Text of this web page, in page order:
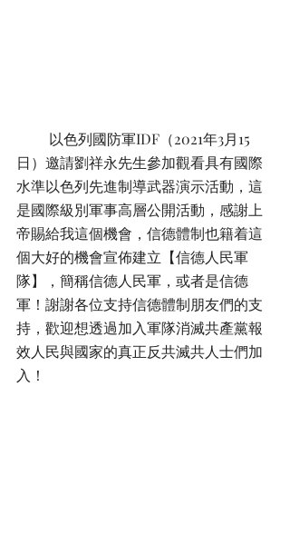
日）邀請劉祥永先生參加觀看具有國際
水準以色列先進制導武器演示活動，這
是國際級別軍事高層公開活動，感謝上
帝賜給我這個機會，信德體制也籍着這
個大好的機會宣佈建立【信德人民軍
隊】，簡稱信德人民軍，或者是信德
軍！謝謝各位支持信德體制朋友們的支
持，歡迎想透過加入軍隊消滅共產黨報
效人民與國家的真正反共滅共人士們加
入！